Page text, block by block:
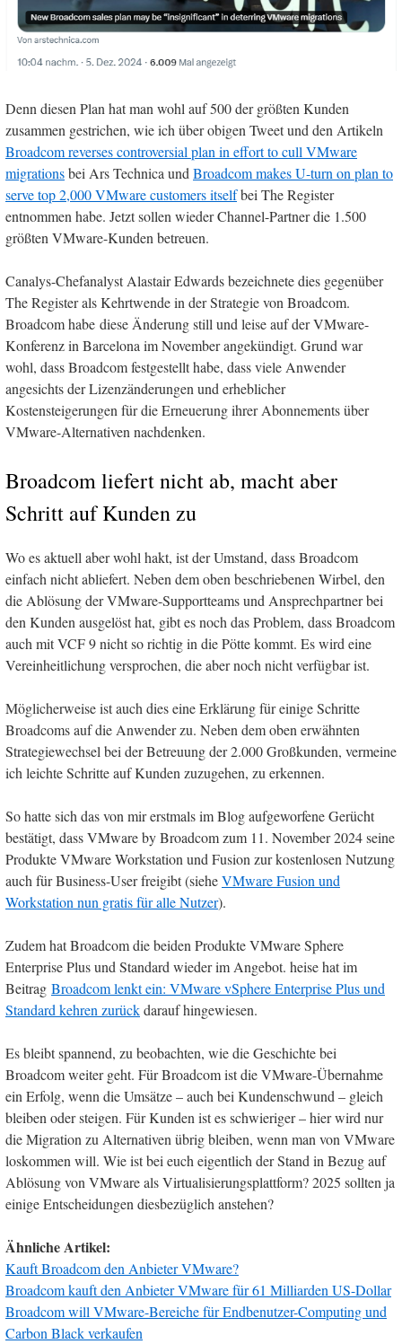
Denn diesen Plan hat man wohl auf 500 der größten Kunden
zusammen gestrichen, wie ich über obigen Tweet und den Artikeln
Broadcom reverses controversial plan in effort to cull VMware
migrationsbei Ars Technica undBroadcom makes U-turn on plan to
serve top 2,000 VMware customers itselfbei The Register
entnommen habe. Jetzt sollen wieder Channel-Partner die 1.500
größten VMware-Kunden betreuen.
Canalys-Chefanalyst Alastair Edwards bezeichnete dies gegenüber
The Register als Kehrtwende in der Strategie von Broadcom.
Broadcom habe diese Änderung still und leise auf der VMware-
Konferenz in Barcelona im November angekündigt. Grund war
wohl, dass Broadcom festgestellt habe, dass viele Anwender
angesichts der Lizenzänderungen und erheblicher
Kostensteigerungen für die Erneuerung ihrer Abonnements über
VMware-Alternativen nachdenken.
Broadcom liefert nicht ab, macht aber
Schritt auf Kunden zu
Wo es aktuell aber wohl hakt, ist der Umstand, dass Broadcom
einfach nicht abliefert. Neben dem oben beschriebenen Wirbel, den
die Ablösung der VMware-Supportteams und Ansprechpartner bei
den Kunden ausgelöst hat, gibt es noch das Problem, dass Broadcom
auch mit VCF 9 nicht so richtig in die Pötte kommt. Es wird eine
Vereinheitlichung versprochen, die aber noch nicht verfügbar ist.
Möglicherweise ist auch dies eine Erklärung für einige Schritte
Broadcoms auf die Anwender zu. Neben dem oben erwähnten
Strategiewechsel bei der Betreuung der 2.000 Großkunden, vermeine
ich leichte Schritte auf Kunden zuzugehen, zu erkennen.
So hatte sich das von mir erstmals im Blog aufgeworfene Gerücht
bestätigt, dass VMware by Broadcom zum 11. November 2024 seine
Produkte VMware Workstation und Fusion zur kostenlosen Nutzung
auch für Business-User freigibt (sieheVMware Fusion und
Workstation nun gratis für alle Nutzer).
Zudem hat Broadcom die beiden Produkte VMware Sphere
Enterprise Plus und Standard wieder im Angebot. heise hat im
Beitrag Broadcom lenkt ein: VMware vSphere Enterprise Plus und
Standard kehren zurückdarauf hingewiesen.
Es bleibt spannend, zu beobachten, wie die Geschichte bei
Broadcom weiter geht. Für Broadcom ist die VMware-Übernahme
ein Erfolg, wenn die Umsätze – auch bei Kundenschwund – gleich
bleiben oder steigen. Für Kunden ist es schwieriger – hier wird nur
die Migration zu Alternativen übrig bleiben, wenn man von VMware
loskommen will. Wie ist bei euch eigentlich der Stand in Bezug auf
Ablösung von VMware als Virtualisierungsplattform? 2025 sollten ja
einige Entscheidungen diesbezüglich anstehen?
Ähnliche Artikel:
Kauft Broadcom den Anbieter VMware?
Broadcom kauft den Anbieter VMware für 61 Milliarden US-Dollar
Broadcom will VMware-Bereiche für Endbenutzer-Computing und
Carbon Black verkaufen